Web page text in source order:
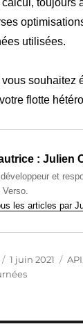
toujours
utilisées.
souhaitez
flotte
: Julien
et
Verso.
les articles par
Publié
le
1 juin 2021 API